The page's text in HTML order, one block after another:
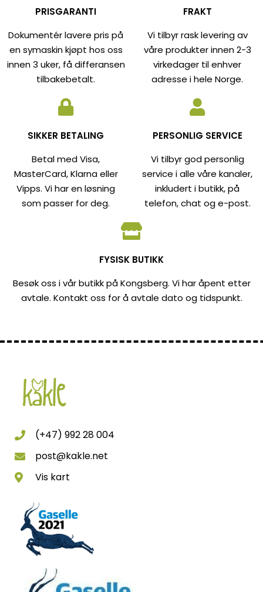
PRISGARANTI
Dokumentér lavere pris på
en symaskin kjøpt hos oss
innen 3 uker, få differansen
tilbakebetalt.
FRAKT
Vi tilbyr rask levering av
våre produkter innen 2-3
virkedager til enhver
adresse i hele Norge.
SIKKER BETALING
Betal med Visa,
MasterCard, Klarna eller
Vipps. Vi har en løsning
som passer for deg.
PERSONLIG SERVICE
Vi tilbyr god personlig
service i alle våre kanaler,
inkludert i butikk, på
telefon, chat og e-post.
FYSISK BUTIKK
Besøk oss i vår butikk på Kongsberg. Vi har åpent etter
avtale. Kontakt oss for å avtale dato og tidspunkt.
(+47) 992 28 004
post@kakle.net
Vis kart